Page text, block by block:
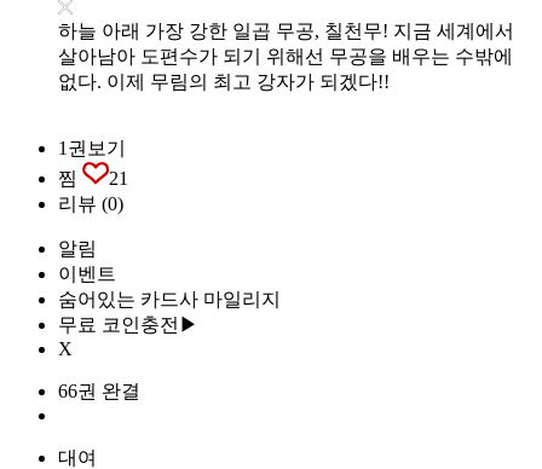
하늘 아래 가장 강한 일곱 무공, 칠천무! 지금 세계에서
살아남아 도편수가 되기 위해선 무공을 배우는 수밖에
없다. 이제 무림의 최고 강자가 되겠다!!
1권보기
찜
21
리뷰 (0)
알림
이벤트
숨어있는 카드사 마일리지
무료 코인충전▶
X
66권 완결
대여